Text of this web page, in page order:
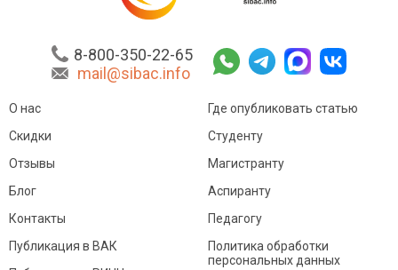
8-800-350-22-65
mail@sibac.info
О нас
Скидки
Отзывы
Блог
Контакты
Где опубликовать статью
Студенту
Магистранту
Аспиранту
Педагогу
Публикация в ВАК
Политика обработки
персональных данных